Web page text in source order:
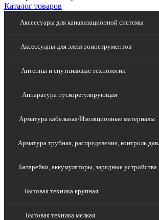
Каталог товаров
Аксессуары для канализационной системы
Аксессуары для электроинструментов
Антенны и спутниковые технологии
Аппаратура пускорегулирующая
Арматура кабельная/Изоляционные материалы
Арматура трубная, распределение, контроль
Батарейки, аккумуляторы, зарядные устройства
Бытовая техника крупная
Бытовая техника мелкая